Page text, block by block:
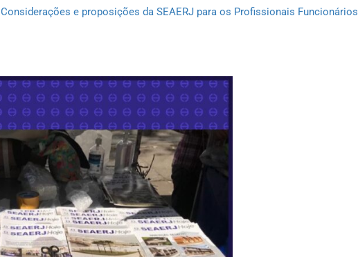
Considerações e proposições da SEAERJ para os Profissionais Funcionários